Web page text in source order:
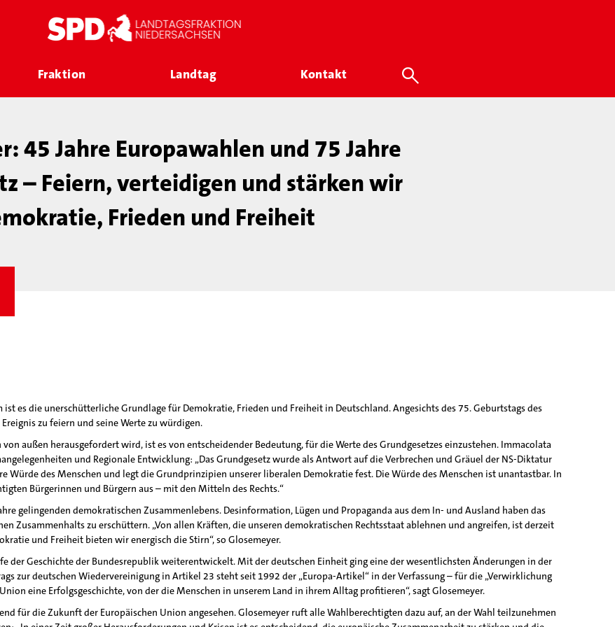
Fraktion Landtag Kontakt
45 Jahre Europawahlen und 75 Jahre
– Feiern, verteidigen und stärken wir
Frieden und Freiheit
es die unerschütterliche Grundlage für Demokratie, Frieden und Freiheit in Deutschland. Angesichts des 75. Geburtstags des
zu feiern und seine Werte zu würdigen.
außen herausgefordert wird, ist es von entscheidender Bedeutung, für die Werte des Grundgesetzes einzustehen. Immacolata
und Regionale Entwicklung: „Das Grundgesetz wurde als Antwort auf die Verbrechen und Gräuel der NS-Diktatur
Würde des Menschen und legt die Grundprinzipien unserer liberalen Demokratie fest. Die Würde des Menschen ist unantastbar. In
Bürgerinnen und Bürgern aus – mit den Mitteln des Rechts.“
gelingenden demokratischen Zusammenlebens. Desinformation, Lügen und Propaganda aus dem In- und Ausland haben das
Zusammenhalts zu erschüttern. „Von allen Kräften, die unseren demokratischen Rechtsstaat ablehnen und angreifen, ist derzeit
und Freiheit bieten wir energisch die Stirn“, so Glosemeyer.
der Geschichte der Bundesrepublik weiterentwickelt. Mit der deutschen Einheit ging eine der wesentlichsten Änderungen in der
zur deutschen Wiedervereinigung in Artikel 23 steht seit 1992 der „Europa-Artikel“ in der Verfassung – für die „Verwirklichung
eine Erfolgsgeschichte, von der die Menschen in unserem Land in ihrem Alltag profitieren“, sagt Glosemeyer.
für die Zukunft der Europäischen Union angesehen. Glosemeyer ruft alle Wahlberechtigten dazu auf, an der Wahl teilzunehmen